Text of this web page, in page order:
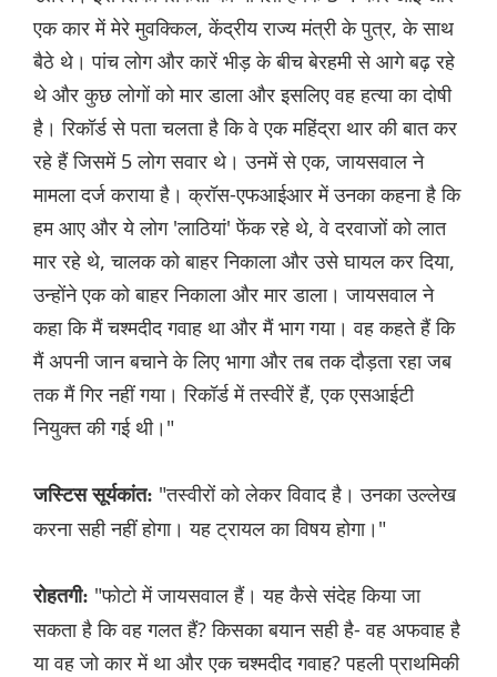
एक कार में मेरे मुवक्किल, केंद्रीय राज्य मंत्री के पुत्र, के साथ
बैठे थे। पांच लोग और कारें भीड़ के बीच बेरहमी से आगे बढ़ रहे
थे और कुछ लोगों को मार डाला और इसलिए वह हत्या का दोषी
है। रिकॉर्ड से पता चलता है कि वे एक महिंद्रा थार की बात कर
रहे हैं जिसमें 5 लोग सवार थे। उनमें से एक, जायसवाल ने
मामला दर्ज कराया है। क्रॉस-एफआईआर में उनका कहना है कि
हम आए और ये लोग 'लाठियां' फेंक रहे थे, वे दरवाजों को लात
मार रहे थे, चालक को बाहर निकाला और उसे घायल कर दिया,
उन्होंने एक को बाहर निकाला और मार डाला। जायसवाल ने
कहा कि मैं चश्मदीद गवाह था और मैं भाग गया। वह कहते हैं कि
मैं अपनी जान बचाने के लिए भागा और तब तक दौड़ता रहा जब
तक मैं गिर नहीं गया। रिकॉर्ड में तस्वीरें हैं, एक एसआईटी
नियुक्त की गई थी।"
जस्टिस सूर्यकांत: "तस्वीरों को लेकर विवाद है। उनका उल्लेख
करना सही नहीं होगा। यह ट्रायल का विषय होगा।"
रोहतगी: "फोटो में जायसवाल हैं। यह कैसे संदेह किया जा
सकता है कि वह गलत हैं? किसका बयान सही है- वह अफवाह है
या वह जो कार में था और एक चश्मदीद गवाह? पहली प्राथमिकी